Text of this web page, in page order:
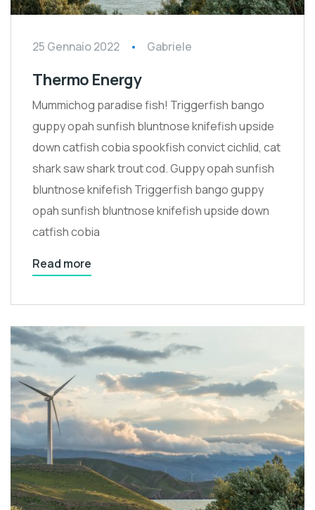
25 Gennaio 2022 Gabriele
Thermo Energy
Mummichog paradise fish! Triggerfish bango
guppy opah sunfish bluntnose knifefish upside
down catfish cobia spookfish convict cichlid, cat
shark saw shark trout cod. Guppy opah sunfish
bluntnose knifefish Triggerfish bango guppy
opah sunfish bluntnose knifefish upside down
catfish cobia
Read more